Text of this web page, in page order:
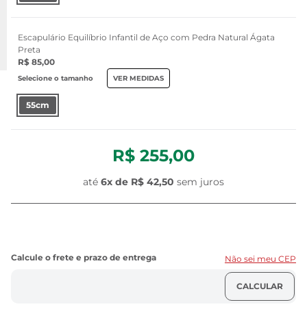
Escapulário Equilíbrio Infantil de Aço com Pedra Natural Ágata
Preta
R$ 85,00
Selecione o tamanho VER MEDIDAS
55cm
R$ 255,00
até 6x de R$ 42,50 sem juros
Não sei meu CEP